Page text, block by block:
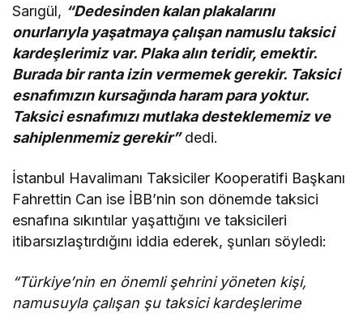
Sarıgül, “Dedesinden kalan plakalarını
onurlarıyla yaşatmaya çalışan namuslu taksici
kardeşlerimiz var. Plaka alın teridir, emektir.
Burada bir ranta izin vermemek gerekir. Taksici
esnafımızın kursağında haram para yoktur.
Taksici esnafımızı mutlaka desteklememiz ve
sahiplenmemiz gerekir”dedi.
İstanbul Havalimanı Taksiciler Kooperatifi Başkanı
Fahrettin Can ise İBB’nin son dönemde taksici
esnafına sıkıntılar yaşattığını ve taksicileri
itibarsızlaştırdığını iddia ederek, şunları söyledi:
“Türkiye’nin en önemli şehrini yöneten kişi,
namusuyla çalışan şu taksici kardeşlerime